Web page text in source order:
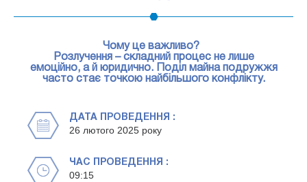
Чому це важливо?
Розлучення – складний процес не лише
емоційно, а й юридично. Поділ майна подружжя
часто стає точкою найбільшого конфлікту.
ДАТА ПРОВЕДЕННЯ :
26 лютого 2025 року
ЧАС ПРОВЕДЕННЯ :
09:15